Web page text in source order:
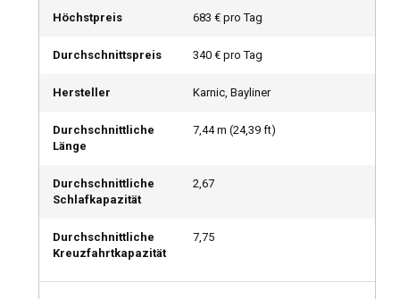
Höchstpreis 683 € pro Tag
Durchschnittspreis 340 € pro Tag
Hersteller Karnic, Bayliner
Durchschnittliche
Länge
7,44m (24,39 ft)
Durchschnittliche
Schlafkapazität
2,67
Durchschnittliche
Kreuzfahrtkapazität
7,75